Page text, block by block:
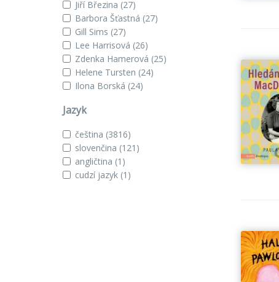
Jiří Březina (27)
Barbora Šťastná (27)
Gill Sims (27)
Lee Harrisová (26)
Zdenka Hamerová (25)
Helene Tursten (24)
Ilona Borská (24)
Jazyk
čeština (3816)
slovenčina (121)
angličtina (1)
cudzí jazyk (1)